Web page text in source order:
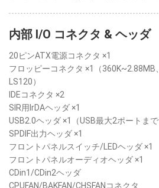
内部 I/O コネクタ & ヘッダ
20ピンATX電源コネクタ ×1
フロッピーコネクタ ×1（360K~2.88MB
LS120）
IDEコネクタ ×2
SIR用IrDAヘッダ ×1
USB2.0ヘッダ ×1（USB最大2ポートまで
SPDIF出力ヘッダ ×1
フロントパネルスイッチ/LEDヘッダ ×1
フロントパネルオーディオヘッダ ×1
CDin1/CDin2ヘッダ
CPUFAN/BAKFAN/CHSFANコネクタ